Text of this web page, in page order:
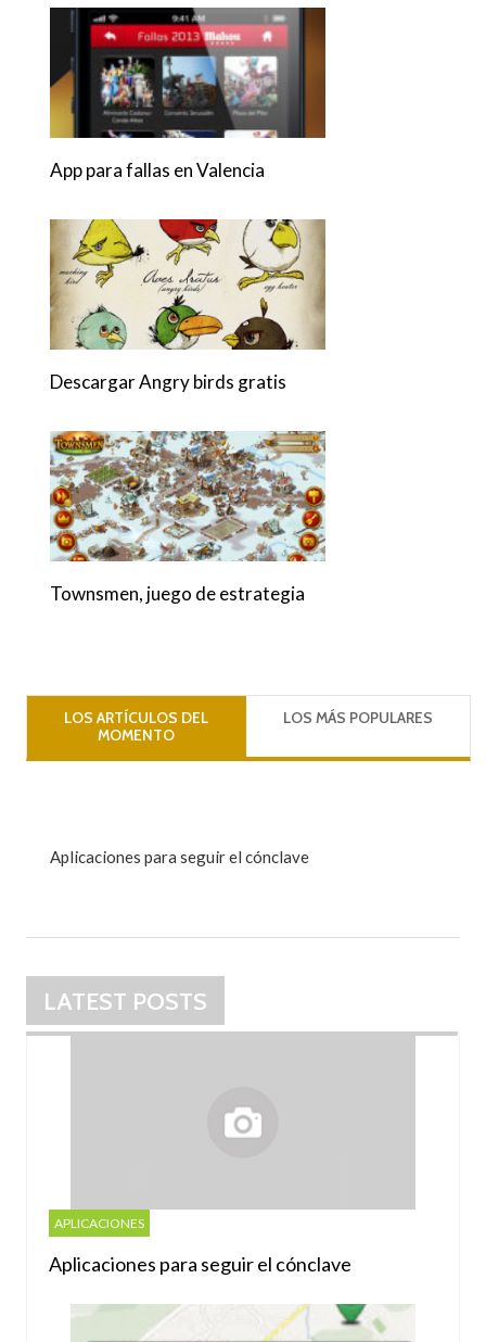
App para fallas en Valencia
Descargar Angry birds gratis
Townsmen, juego de estrategia
LOS ARTÍCULOS DEL
MOMENTO
LOS MÁS POPULARES
Aplicaciones para seguir el cónclave
LATEST POSTS
APLICACIONES
Aplicaciones para seguir el cónclave